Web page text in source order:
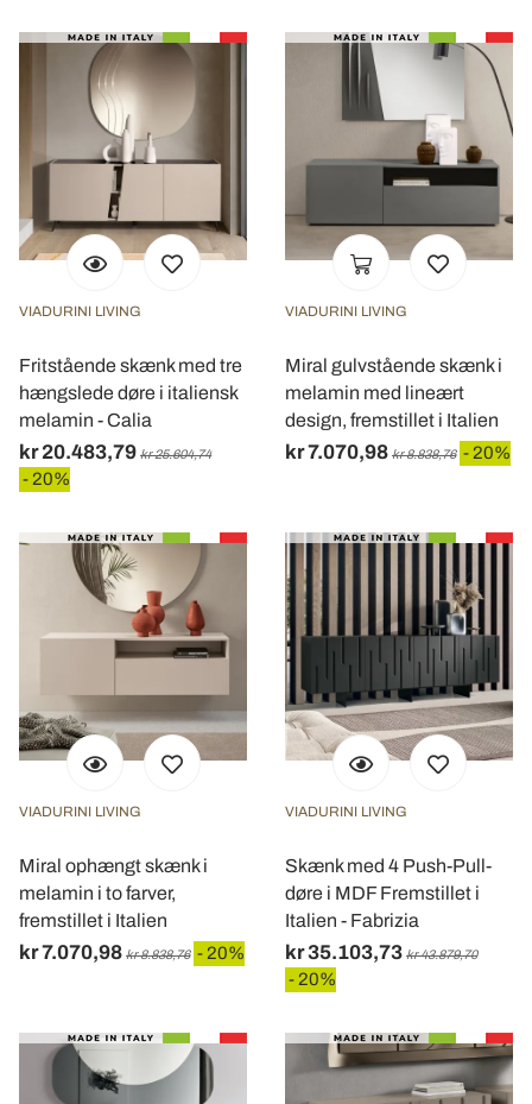
VIADURINI LIVING
Fritstående skænk med tre
hængslede døre i italiensk
melamin - Calia
kr 20.483,79 kr 25.604,74
- 20%
VIADURINI LIVING
Miral gulvstående skænk i
melamin med lineært
design, fremstillet i Italien
kr 7.070,98 kr 8.838,76 - 20%
VIADURINI LIVING
Miral ophængt skænk i
melamin i to farver,
fremstillet i Italien
kr 7.070,98 kr 8.838,76 - 20%
VIADURINI LIVING
Skænk med 4 Push-Pull-
døre i MDF Fremstillet i
Italien - Fabrizia
kr 35.103,73 kr 43.879,70
- 20%